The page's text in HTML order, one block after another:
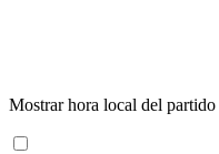
Mostrar hora local del partido